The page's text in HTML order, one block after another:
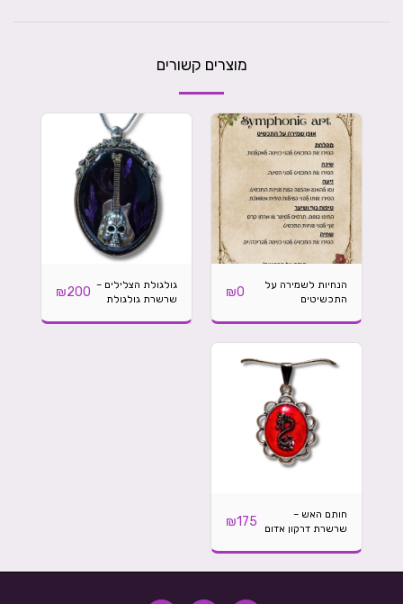
מוצרים קשורים
הנחיות לשמירה על
התכשיטים
₪0
גולגולת הצלילים –
שרשרת גולגולת
בסגנון גותי
₪200
חותם האש –
שרשרת דרקון אדום
פנטזיה גותית
₪175